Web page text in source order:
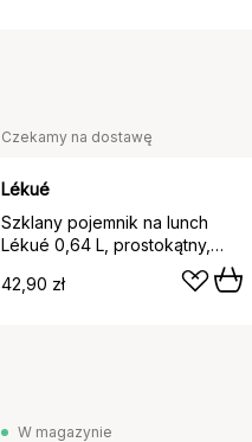
Czekamy na dostawę
Lékué
Szklany pojemnik na lunch
Lékué 0,64 L, prostokątny,
42,90 zł
W magazynie